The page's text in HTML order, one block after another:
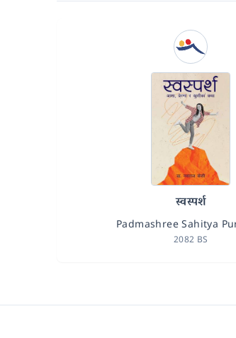
स्वस्पर्श
Padmashree Sahitya
2082 BS